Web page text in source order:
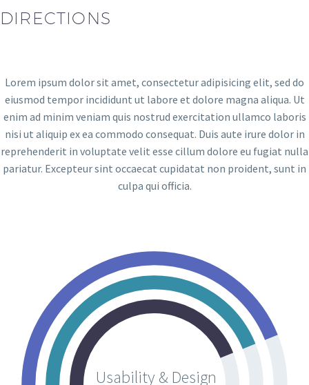
DIRECTIONS
Lorem ipsum dolor sit amet, consectetur adipisicing elit, sed do
eiusmod tempor incididunt ut labore et dolore magna aliqua. Ut
enim ad minim veniam quis nostrud exercitation ullamco laboris
nisi ut aliquip ex ea commodo consequat. Duis aute irure dolor in
reprehenderit in voluptate velit esse cillum dolore eu fugiat nulla
pariatur. Excepteur sint occaecat cupidatat non proident, sunt in
culpa qui officia.
Usability & Design